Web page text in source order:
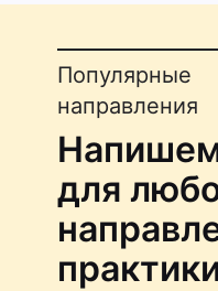
Популярные
направления
для